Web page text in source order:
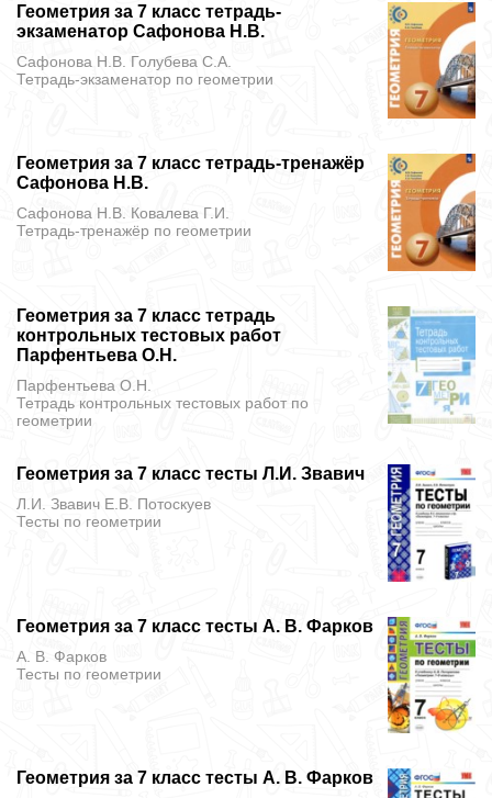
Геометрия за 7 класс тетрадь-
экзаменатор Сафонова Н.В.
Сафонова Н.В. Голубева С.А.
Тетрадь-экзаменатор по геометрии
Геометрия за 7 класс тетрадь-тренажёр
Сафонова Н.В.
Сафонова Н.В. Ковалева Г.И.
Тетрадь-тренажёр по геометрии
Геометрия за 7 класс тетрадь
контрольных тестовых работ
Парфентьева О.Н.
Парфентьева О.Н.
Тетрадь контрольных тестовых работ по
геометрии
Геометрия за 7 класс тесты Л.И. Звавич
Л.И. Звавич Е.В. Потоскуев
Тесты по геометрии
Геометрия за 7 класс тесты А. В. Фарков
А. В. Фарков
Тесты по геометрии
Геометрия за 7 класс тесты А. В. Фарков